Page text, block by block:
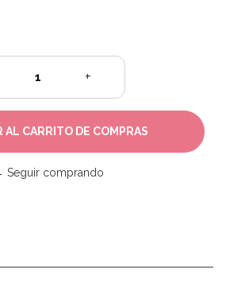
+
Seguir comprando